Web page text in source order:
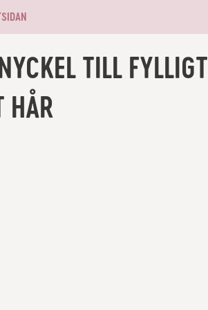
TILL FYLLIGT
HÅR